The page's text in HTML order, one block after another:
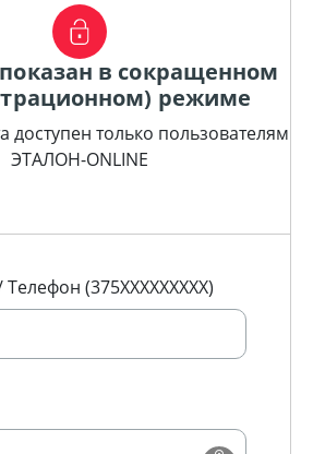
в сокращенном
режиме
доступен только пользователям
ЭТАЛОН-ONLINE
(375XXXXXXXXX)